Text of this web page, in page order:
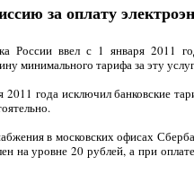
за оплату
России ввел с 1 января 2011
минимального тарифа за эту
года исключил банковские
в московских офисах
на уровне 20 рублей, а при